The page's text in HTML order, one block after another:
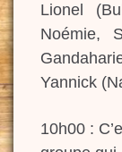
Lionel
Noémie,
Yannick
10h00 :